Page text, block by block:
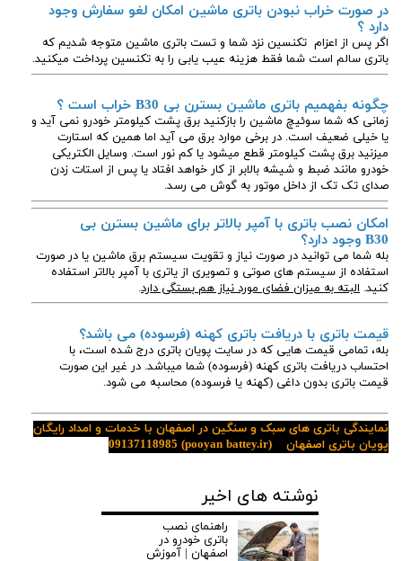
در صورت خراب نبودن باتری ماشین امکان لغو سفارش وجود
دارد ؟
اگر پس از اعزام تکنسین نزد شما و تست باتری ماشین متوجه شدیم که
باتری سالم است شما فقط هزینه عیب یابی را به تکنسین پرداخت میکنید.
چگونه بفهمیم باتری ماشین بسترن بی B30 خراب است ؟
زمانی که شما سوئیچ ماشین را بازکنید برق پشت کیلومتر خودرو نمی آید و
یا خیلی ضعیف است. در برخی موارد برق می آید اما همین که استارت
میزنید برق پشت کیلومتر قطع میشود یا کم نور است. وسایل الکتریکی
خودرو مانند ضبط و شیشه بالابر از کار خواهد افتاد یا پس از استات زدن
صدای تک تک از داخل موتور به گوش می رسد.
امکان نصب باتری با آمپر بالاتر برای ماشین بسترن بی
B30 وجود دارد؟
بله شما می توانید در صورت نیاز و تقویت سیستم برق ماشین یا در صورت
استفاده از سیستم های صوتی و تصویری از یاتری با آمپر بالاتر استفاده
کنید. البته به میزان فضای مورد نیاز هم بستگی دارد.
قیمت باتری با دریافت باتری کهنه (فرسوده) می باشد؟
بله، تمامی قیمت هایی که در سایت پویان باتری درج شده است، با
احتساب دریافت باتری کهنه (فرسوده) شما میباشد. در غیر این صورت
قیمت باتری بدون داغی (کهنه یا فرسوده) محاسبه می شود.
نمایندگی باتری های سبک و سنگین در اصفهان با خدمات و امداد رایگان
پویان باتری اصفهان
(pooyan battey.ir)
09137118985
نوشته های اخیر
راهنمای نصب
باتری خودرو در
اصفهان | آموزش